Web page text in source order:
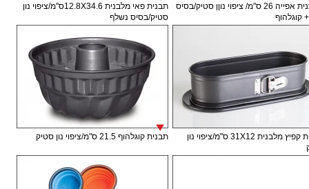
תבתנית אפייה 26 ס"מ/ ציפוי נוןן סטיק/בסיס
קוגלהוף
תבנית פאי מלבנית 12.8X34.6ס"מ/ציפוי נון
סטיק/בסיס נשלף
תבנית קפיץ מלבנית 31X12 ס"מ/ציפוי נון
תבנית קוגלהוף 21.5 ס"מ/ציפוי נון סטיק